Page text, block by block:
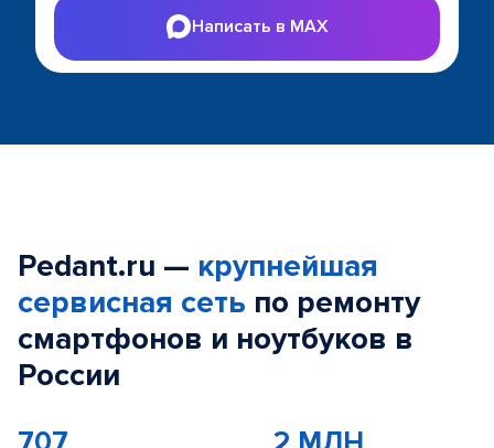
Написать в MAX
Pedant.ru — крупнейшая
сервисная сеть по ремонту
смартфонов и ноутбуков в
России